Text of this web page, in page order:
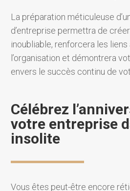
La préparation méticuleuse
d’entreprise permettra de
inoubliable, renforcera les liens
l’organisation et démontrera
envers le succès continu de
Célébrez
votre entreprise
insolite
Vous êtes peut-être encore